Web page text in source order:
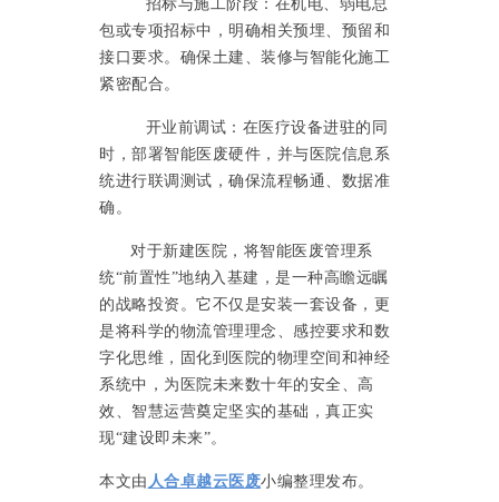
招标与施工阶段：在机电、弱电总
包或专项招标中，明确相关预埋、预留和
接口要求。确保土建、装修与智能化施工
紧密配合。
开业前调试：在医疗设备进驻的同
时，部署智能医废硬件，并与医院信息系
统进行联调测试，确保流程畅通、数据准
确。
对于新建医院，将智能医废管理系
统“前置性”地纳入基建，是一种高瞻远瞩
的战略投资。它不仅是安装一套设备，更
是将科学的物流管理理念、感控要求和数
字化思维，固化到医院的物理空间和神经
系统中，为医院未来数十年的安全、高
效、智慧运营奠定坚实的基础，真正实
现“建设即未来”。
本文由 人合卓越云医废小编整理发布。